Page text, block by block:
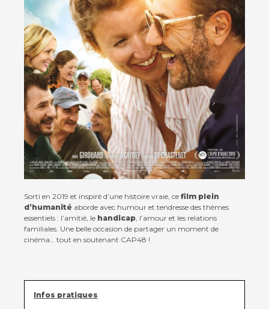
Actualités
Viva for Life
Sorti en 2019 et inspiré d’une histoire vraie, ce film plein
d’humanité aborde avec humour et tendresse des thèmes
essentiels : l’amitié, le handicap , l’amour et les relations
familiales. Une belle occasion de partager un moment de
cinéma… tout en soutenant CAP48 !
Infos pratiques